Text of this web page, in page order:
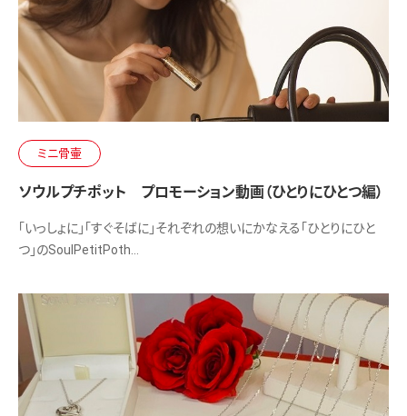
ミニ骨壷
ソウルプチポット プロモーション動画（ひとりにひとつ編）
「いっしょに」「すぐそばに」それぞれの想いにかなえる「ひとりにひと
つ」のSoulPetitPoth…